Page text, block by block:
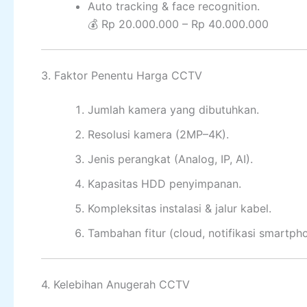
Auto tracking & face recognition.
💰 Rp 20.000.000 – Rp 40.000.000
3. Faktor Penentu Harga CCTV
Jumlah kamera yang dibutuhkan.
Resolusi kamera (2MP–4K).
Jenis perangkat (Analog, IP, AI).
Kapasitas HDD penyimpanan.
Kompleksitas instalasi & jalur kabel.
Tambahan fitur (cloud, notifikasi
4. Kelebihan Anugerah CCTV